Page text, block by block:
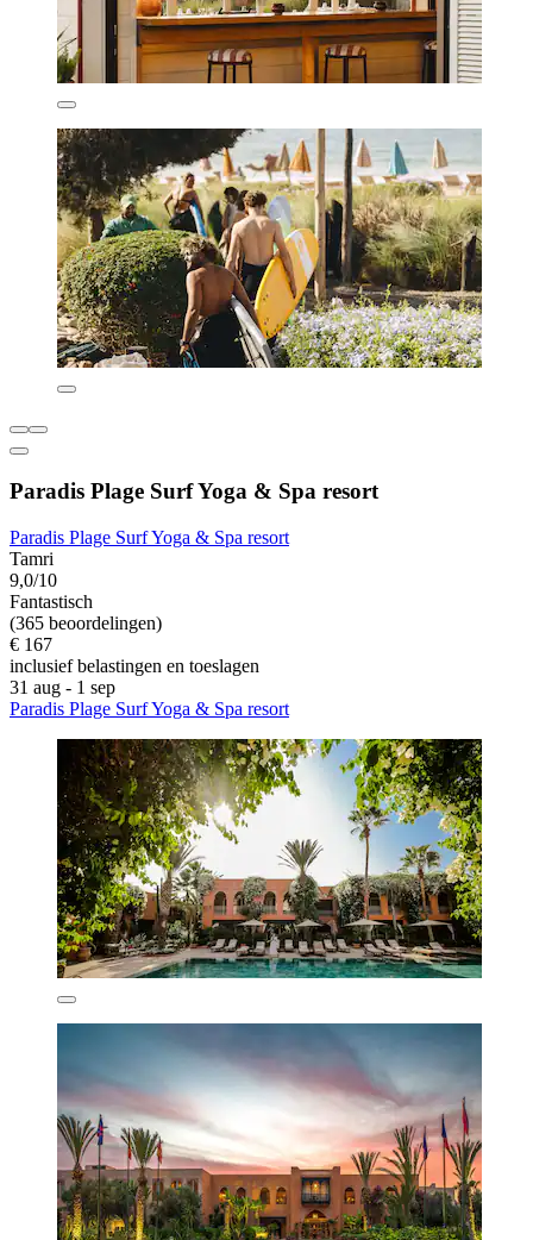
Paradis Plage Surf Yoga & Spa resort
Paradis Plage Surf Yoga & Spa resort
Tamri
9,0/10
Fantastisch
(365 beoordelingen)
€ 167
inclusief belastingen en toeslagen
31 aug - 1 sep
Paradis Plage Surf Yoga & Spa resort